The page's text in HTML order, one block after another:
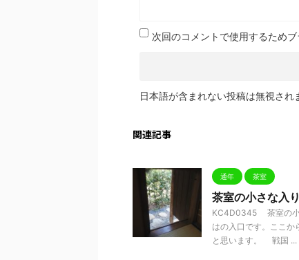
次回のコメントで使用するため
日本語が含まれない投稿は無視され
関連記事
通年 茶室
茶室の小さな入
KC4D0345 茶室の小
はの入口です。ここか
と思います。 戦国 ...